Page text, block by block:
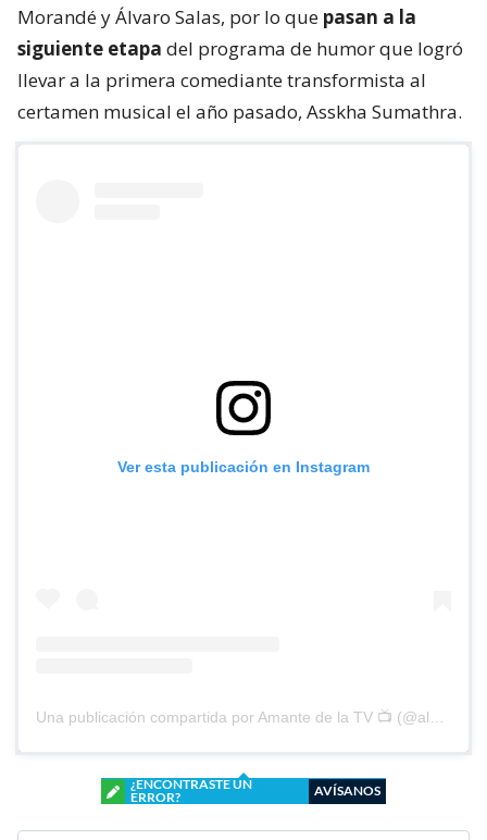
Morandé y Álvaro Salas, por lo que pasan a la
siguiente etapa del programa de humor que logró
llevar a la primera comediante transformista al
certamen musical el año pasado, Asskha Sumathra.
Ver esta publicación en Instagram
Una publicación compartida por Amante de la TV 📺 (@alguien_te_observa)
¿ENCONTRASTE UN
ERROR?
AVÍSANOS